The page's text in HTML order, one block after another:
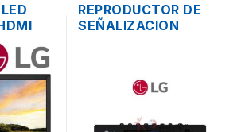
DE 20”
REPRODUCTOR DE
SEÑALIZACION